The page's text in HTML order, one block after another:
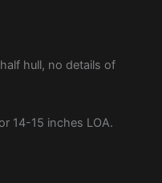
hull, no details of
14-15 inches LOA.